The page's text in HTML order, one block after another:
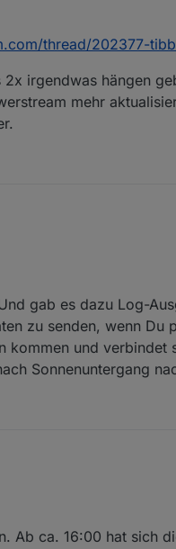
thread/202377-
irgendwas hängen
mehr
2x irgendwas hängen
mehr aktualisiert.
gab es dazu Log-
zu senden, wenn
kommen und verbindet
Sonnenuntergang
Und gab es dazu Log-
und verbindet sich selbst
Ab ca. 16:00 hat sich